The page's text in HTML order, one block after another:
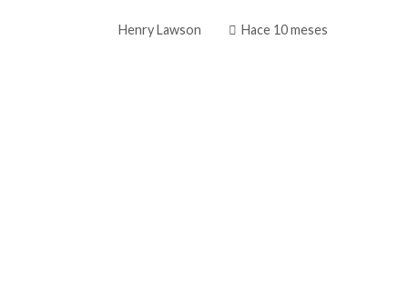
Henry Lawson Hace 10 meses